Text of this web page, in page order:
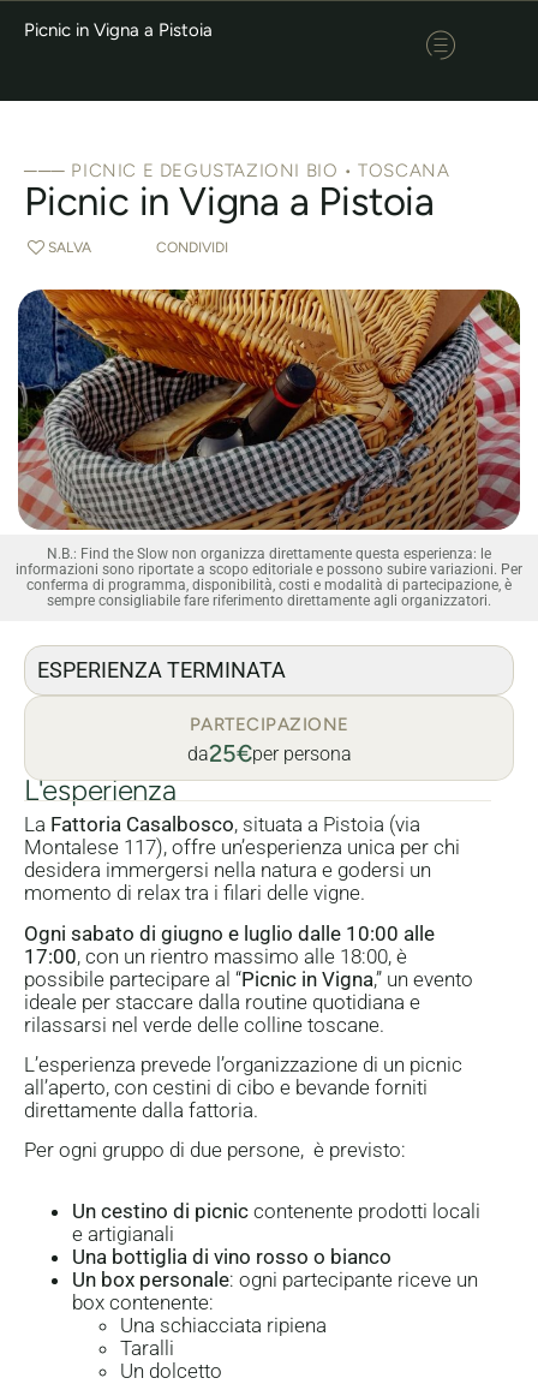
Picnic in Vigna a Pistoia
─── PICNIC E DEGUSTAZIONI BIO • TOSCANA
Picnic in Vigna a Pistoia
SALVA CONDIVIDI
N.B.: Find the Slow non organizza direttamente questa esperienza: le
informazioni sono riportate a scopo editoriale e possono subire variazioni. Per
conferma di programma, disponibilità, costi e modalità di partecipazione, è
sempre consigliabile fare riferimento direttamente agli organizzatori.
L'esperienza
La Fattoria Casalbosco, situata a Pistoia (via
Montalese 117), offre un’esperienza unica per chi
desidera immergersi nella natura e godersi un
momento di relax tra i filari delle vigne.
Ogni sabato di giugno e luglio dalle 10:00 alle
17:00, con un rientro massimo alle 18:00, è
possibile partecipare al “Picnic in Vigna,” un evento
ideale per staccare dalla routine quotidiana e
rilassarsi nel verde delle colline toscane.
L’esperienza prevede l’organizzazione di un picnic
all’aperto, con cestini di cibo e bevande forniti
direttamente dalla fattoria.
Per ogni gruppo di due persone, è previsto:
Un cestino di picnic contenente prodotti locali
e artigianali
Una bottiglia di vino rosso o bianco
Un box personale: ogni partecipante riceve un
box contenente:
Una schiacciata ripiena
Taralli
Un dolcetto
ESPERIENZA TERMINATA
PARTECIPAZIONE
da25€per persona